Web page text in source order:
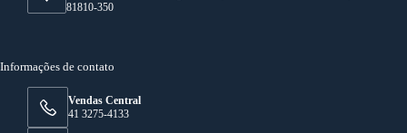
81810-350
Informações de contato
Vendas Central
41 3275-4133